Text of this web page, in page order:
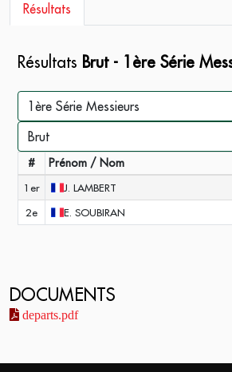
Résultats
Résultats Brut - 1ère Série
# Prénom / Nom
1er J. LAMBERT
2e
E. SOUBIRAN
DOCUMENTS
departs.pdf